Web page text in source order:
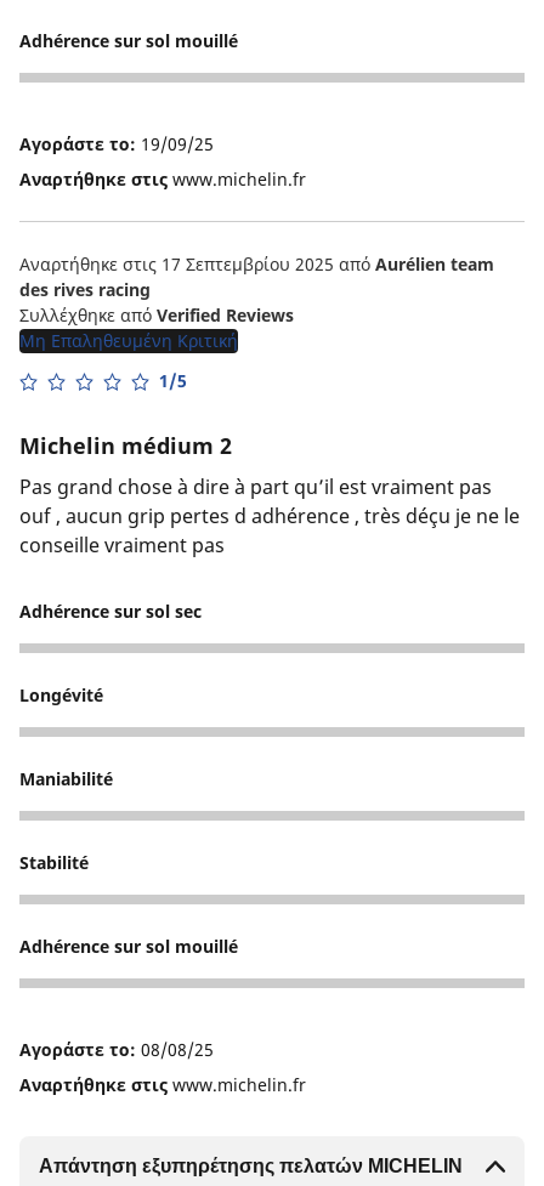
Adhérence sur sol mouillé
1
Αγοράστε το: 19/09/25
Αναρτήθηκε στις www.michelin.fr
Αναρτήθηκε στις 17 Σεπτεμβρίου 2025 από Aurélien team
des rives racing
Συλλέχθηκε από Verified Reviews
Μη Επαληθευμένη Κριτική
1/5
Michelin médium 2
Pas grand chose à dire à part qu’il est vraiment pas
ouf , aucun grip pertes d adhérence , très déçu je ne le
conseille vraiment pas
Adhérence sur sol sec
2
Longévité
2
Maniabilité
1
Stabilité
1
Adhérence sur sol mouillé
1
Αγοράστε το: 08/08/25
Αναρτήθηκε στις www.michelin.fr
Απάντηση εξυπηρέτησης πελατών MICHELIN